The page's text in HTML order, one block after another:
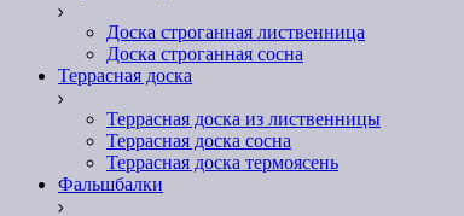
Доска строганная лиственница
Доска строганная сосна
Террасная доска
Террасная доска из лиственницы
Террасная доска сосна
Террасная доска термоясень
Фальшбалки